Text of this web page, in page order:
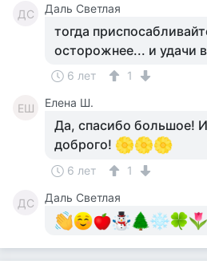
ДС Даль Светлая
тогда
осторожнее... и удачи
6 лет 1
ЕШ Елена Ш.
Да, спасибо большое!
доброго!
6 лет 1
ДС
Даль Светлая